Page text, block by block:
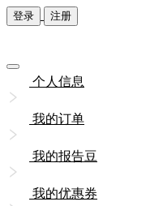
登录 注册
个人信息
我的订单
我的报告豆
我的优惠券